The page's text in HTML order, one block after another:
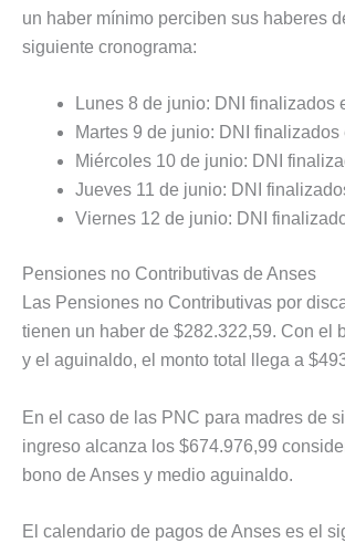
un haber mínimo perciben sus haberes
siguiente cronograma:
Lunes 8 de junio: DNI finalizados
Martes 9 de junio: DNI finalizados
Miércoles 10 de junio: DNI
Jueves 11 de junio: DNI
Viernes 12 de junio: DNI
Pensiones no Contributivas de Anses
Las Pensiones no Contributivas por
tienen un haber de $282.322,59. Con el
y el aguinaldo, el monto total llega a
En el caso de las PNC para madres de
ingreso alcanza los $674.976,99
bono de Anses y medio aguinaldo.
El calendario de pagos de Anses es el